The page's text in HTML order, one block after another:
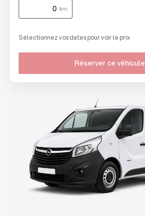
km
Sélectionnez vos dates pour voir le prix
Réserver ce véhicule